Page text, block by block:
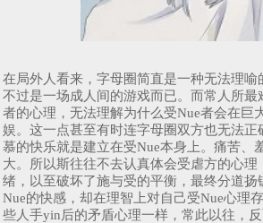
在局外人看来，字母圈简直是一种无法理喻
不过是一场成人间的游戏而已。而常人所最
者的心理，无法理解为什么受Nue者会在巨
娱。这一点甚至有时连字母圈双方也无法正
慕的快乐就是建立在受Nue本身上。痛苦、
大。所以斯往往不去认真体会受虐方的心理
绪，以至破坏了施与受的平衡，最终分道扬
Nue的快感，却在理智上对自己受Nue心理
些人手yin后的矛盾心理一样，常此以往，